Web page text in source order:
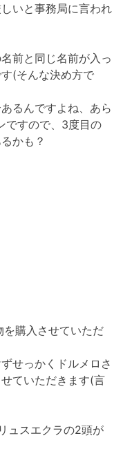
いと事務局に言われ
前と同じ名前が入っ
(そんな決め方で
るんですよね、あら
ですので、3度目の
かも？
購入させていただ
せっかくドルメロさ
ていただきます(言
ュスエクラの2頭が